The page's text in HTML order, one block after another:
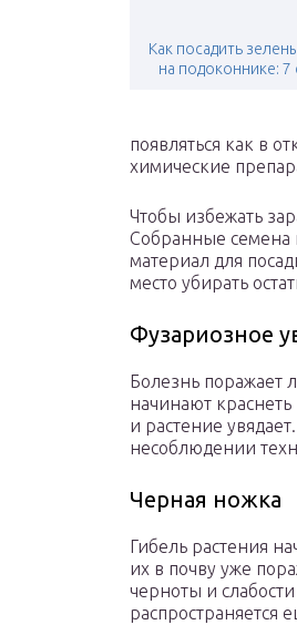
Как посадить
на подоконнике:
появляться как в
химические
Чтобы избежать
Собранные семена
материал для
место убирать
Фузариозное
Болезнь поражает
начинают
и растение
несоблюдении
Черная ножка
Гибель растения
их в почву уже
черноты и
распространяется